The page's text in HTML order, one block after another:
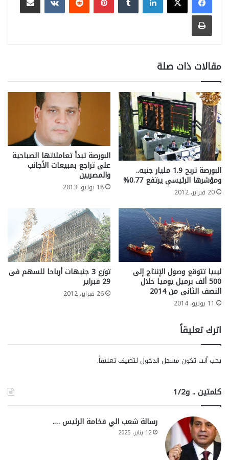
طباعة
مقالات ذات صلة
البورصة تربح 1.9 مليار جنيه..
ومؤشرها الرئيسي يرتفع 0.77%
20 فبراير، 2012
البورصة تبدأ تعاملاتها الصباحية
على تراجع بمبيعات الأجانب
والمصريين
18 يوليو، 2013
ليبيا تتوقع وصول الإنتاج إلى
500 ألف برميل يوميا خلال
النصف الثانى من 2014
11 يونيو، 2014
توزع 3 جنيهات أرباحا للسهم فى
29 فبراير
26 فبراير، 2012
اترك تعليقاً
يجب أنت تكون مسجل الدخول لتضيف تعليقاً.
كلمتين .. و1/2
رسالة شعب الي فخامة الرئيس ….
12 يناير، 2025